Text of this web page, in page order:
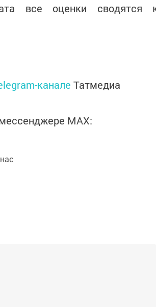
все оценки сводятся
канале Татмедиа
MАХ: